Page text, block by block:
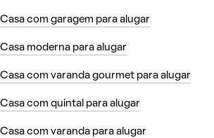
Casa com garagem para alugar
Casa moderna para alugar
Casa com varanda gourmet para alugar
Casa com quintal para alugar
Casa com varanda para alugar